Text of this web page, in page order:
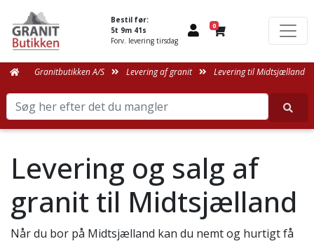
Levering og salg af
granit til Midtsjælland
Når du bor på Midtsjælland kan du nemt og hurtigt få
Bestil før:
5t 9m 41s
Forv. levering tirsdag
0
Granitbutikken A/S Levering af granit Levering til Midtsjælland